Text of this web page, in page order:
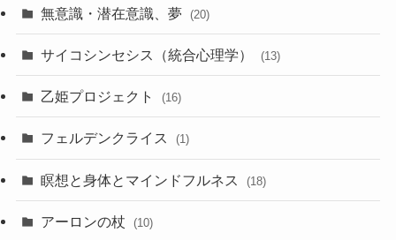
無意識・潜在意識、夢 (20)
サイコシンセシス（統合心理学） (13)
乙姫プロジェクト (16)
フェルデンクライス (1)
瞑想と身体とマインドフルネス (18)
アーロンの杖 (10)